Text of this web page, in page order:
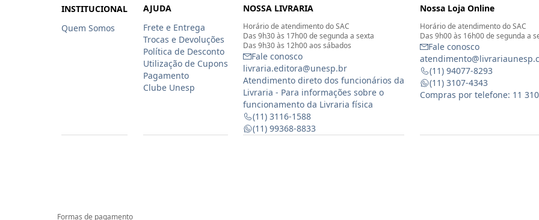
INSTITUCIONAL
Quem Somos
AJUDA
Frete e Entrega
Trocas e Devoluções
Política de Desconto
Utilização de Cupons
Pagamento
Clube Unesp
NOSSA LIVRARIA
Horário de atendimento do SAC
Das 9h30 às 17h00 de segunda a sexta
Das 9h30 às 12h00 aos sábados
Fale conosco
livraria.editora@unesp.br
Atendimento direto dos funcionários da
Livraria - Para informações sobre o
funcionamento da Livraria física
(11) 3116-1588
(11) 99368-8833
Nossa Loja Online
Horário de atendimento do SAC
Das 9h00 às 16h00 de segunda a
Fale conosco
(11) 94077-8293
(11) 3107-4343
Compras por telefone: 11
Formas de pagamento